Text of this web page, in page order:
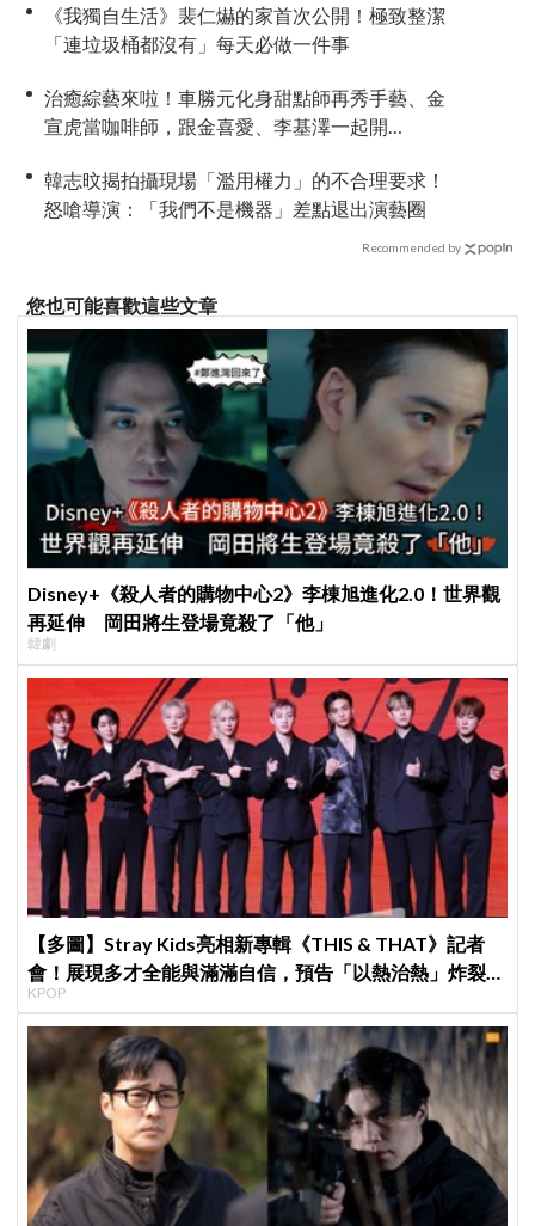
《我獨自生活》裴仁爀的家首次公開！極致整潔
「連垃圾桶都沒有」每天必做一件事
治癒綜藝來啦！車勝元化身甜點師再秀手藝、金
宣虎當咖啡師，跟金喜愛、李基澤一起開
韓志旼揭拍攝現場「濫用權力」的不合理要求！
怒嗆導演：「我們不是機器」差點退出演藝圈
Recommended by
您也可能喜歡這些文章
Disney+《殺人者的購物中心2》李棟旭進化2.0！世界觀
再延伸 岡田將生登場竟殺了「他」
韓劇
【多圖】Stray Kids亮相新專輯《THIS & THAT》記者
會！展現多才全能與滿滿自信，預告「以熱治熱」炸裂夏
日音樂圈
KPOP